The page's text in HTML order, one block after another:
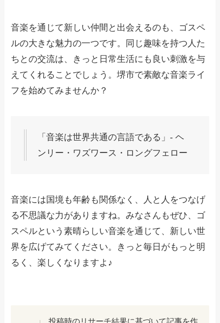
音楽を通じて新しい仲間と出会えるのも、ゴスペ
ルの大きな魅力の一つです。同じ趣味を持つ人た
ちとの交流は、きっと日常生活にも良い刺激を与
えてくれることでしょう。堺市で素敵な音楽ライ
フを始めてみませんか？
「音楽は世界共通の言語である」- ヘ
ンリー・ワズワース・ロングフェロー
音楽には国境も年齢も関係なく、人と人をつなげ
る不思議な力がありますね。みなさんもぜひ、ゴ
スペルという素晴らしい音楽を通じて、新しい世
界を広げてみてください。きっと毎日がもっと明
るく、楽しくなりますよ♪
投稿時のリサーチ結果に基づいて記事を作